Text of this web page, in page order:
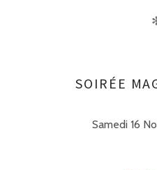
SOIRÉE
Samedi 16